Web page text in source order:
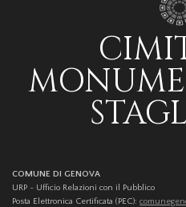
COMUNE DI GENOVA
URP - Ufficio Relazioni con il Pubblico
Posta Elettronica Certificata (PEC):